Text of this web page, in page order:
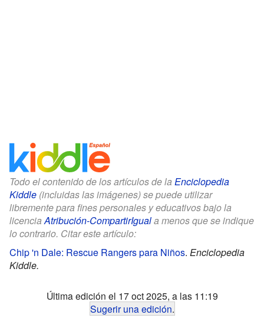
Todo el contenido de los artículos de la Enciclopedia
Kiddle (incluidas las imágenes) se puede utilizar
libremente para fines personales y educativos bajo la
licenciaAtribución-CompartirIguala menos que se indique
lo contrario. Citar este artículo:
Chip 'n Dale: Rescue Rangers para Niños. Enciclopedia
Kiddle.
Última edición el 17 oct 2025, a las 11:19
Sugerir una edición.